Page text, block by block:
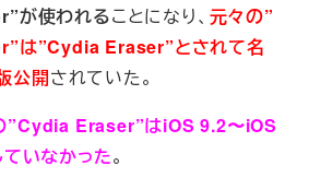
が使われることになり、 元々の”
は”Cydia Eraser”とされて名
公開されていた。
”Cydia Eraser”はiOS 9.2〜iOS
いなかった。